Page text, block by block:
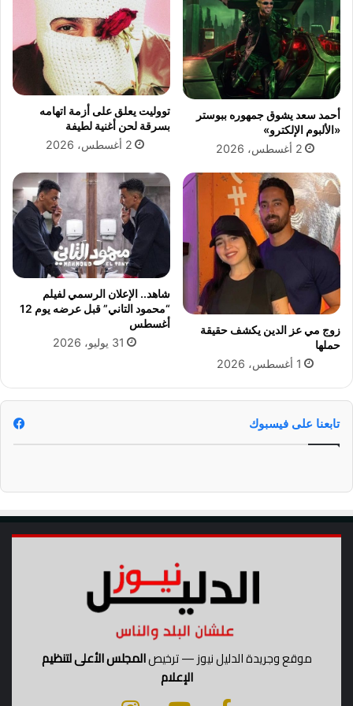
ط
ق
س
غ
د
ا
ا
ل
ي
س
1
2
ي
و
ن
ي
و
ب
ع
د
خ
ض
و
ع
ا
ه
ل
ع
م
ل
ي
ت
ي
ن
ج
ر
ح
ي
ي
ن
أحمد سعد يشوق جمهوره ببوستر
«الألبوم الإلكترو»
2 أغسطس، 2026
تووليت يعلق على أزمة اتهامه
بسرقة لحن أغنية لطيفة
2 أغسطس، 2026
زوج مي عز الدين يكشف حقيقة
حملها
1 أغسطس، 2026
شاهد.. الإعلان الرسمي لفيلم
“محمود التاني” قبل عرضه يوم 12
أغسطس
31 يوليو، 2026
تابعنا على فيسبوك
موقع وجريدة الدليل نيوز — ترخيصالمجلس الأعلى لتنظيم
الإعلام